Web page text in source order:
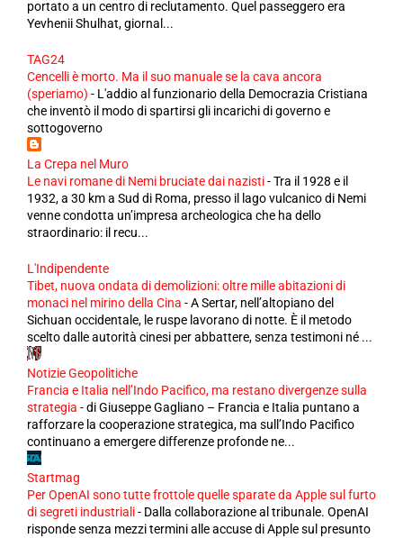
portato a un centro di reclutamento. Quel passeggero era
Yevhenii Shulhat, giornal...
TAG24
Cencelli è morto. Ma il suo manuale se la cava ancora
(speriamo) - L'addio al funzionario della Democrazia Cristiana
che inventò il modo di spartirsi gli incarichi di governo e
sottogoverno
La Crepa nel Muro
Le navi romane di Nemi bruciate dai nazisti-Tra il 1928 e il
1932, a 30 km a Sud di Roma, presso il lago vulcanico di Nemi
venne condotta un’impresa archeologica che ha dello
straordinario: il recu...
L'Indipendente
Tibet, nuova ondata di demolizioni: oltre mille abitazioni di
monaci nel mirino della Cina -A Sertar, nell’altopiano del
Sichuan occidentale, le ruspe lavorano di notte. È il metodo
scelto dalle autorità cinesi per abbattere, senza testimoni né ...
Notizie Geopolitiche
Francia e Italia nell’Indo Pacifico, ma restano divergenze sulla
strategia -di Giuseppe Gagliano – Francia e Italia puntano a
rafforzare la cooperazione strategica, ma sull’Indo Pacifico
continuano a emergere differenze profonde ne...
Startmag
Per OpenAI sono tutte frottole quelle sparate da Apple sul furto
di segreti industriali- Dalla collaborazione al tribunale. OpenAI
risponde senza mezzi termini alle accuse di Apple sul presunto